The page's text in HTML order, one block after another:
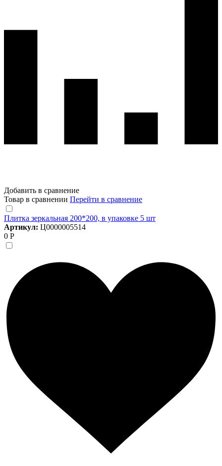
Добавить в сравнение
Товар в сравнении Перейти в сравнение
Плитка зеркальная 200*200, в упаковке 5 шт
Артикул: Ц0000005514
0 Р